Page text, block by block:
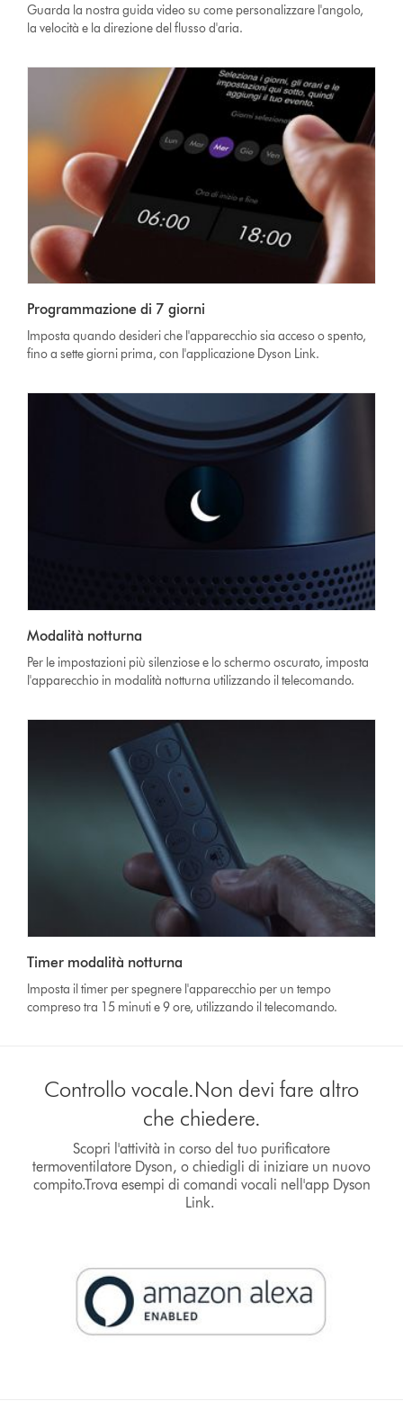
Guarda la nostra guida video su come personalizzare l'angolo,
la velocità e la direzione del flusso d'aria.
Programmazione di 7 giorni
Imposta quando desideri che l'apparecchio sia acceso o spento,
fino a sette giorni prima, con l'applicazione Dyson Link.
Modalità notturna
Per le impostazioni più silenziose e lo schermo oscurato, imposta
l'apparecchio in modalità notturna utilizzando il telecomando.
Timer modalità notturna
Imposta il timer per spegnere l'apparecchio per un tempo
compreso tra 15 minuti e 9 ore, utilizzando il telecomando.
Controllo vocale.Non devi fare altro
che chiedere.
Scopri l'attività in corso del tuo purificatore
termoventilatore Dyson, o chiedigli di iniziare un nuovo
compito.Trova esempi di comandi vocali nell'app Dyson
Link.